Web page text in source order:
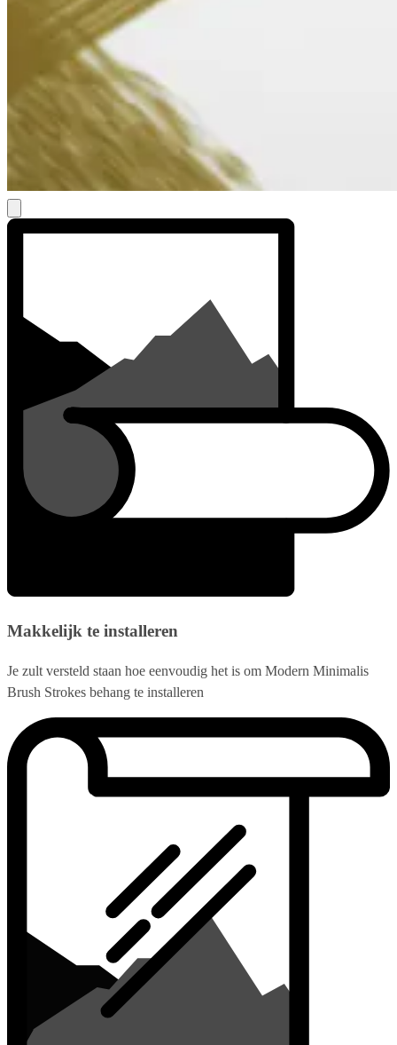
Makkelijk te installeren
Je zult versteld staan hoe eenvoudig het is om Modern Minimalis
Brush Strokes behang te installeren